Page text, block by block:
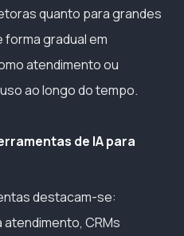
quanto para grandes
forma gradual em
atendimento ou
ao longo do tempo.
de IA para
destacam-se:
CRMs